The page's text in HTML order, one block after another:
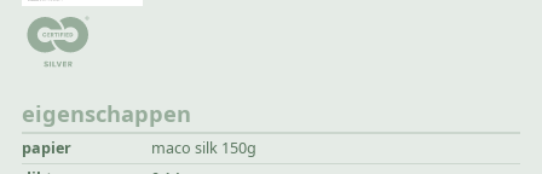
eigenschappen
papier
maco silk 150g